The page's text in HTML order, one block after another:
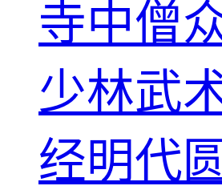
寺中僧
少林武
经明代